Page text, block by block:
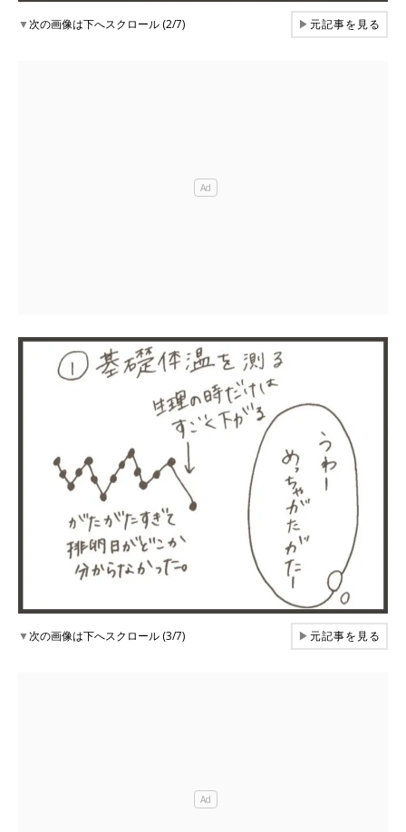
▼次の画像は下へスクロール (2/7) ▶元記事を見る
▼次の画像は下へスクロール (3/7) ▶元記事を見る